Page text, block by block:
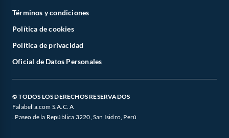
Términos y condiciones
Política de cookies
Política de privacidad
Oficial de Datos Personales
© TODOS LOS DERECHOS RESERVADOS
Falabella.com S.A.C. A
. Paseo de la República 3220, San Isidro, Perú